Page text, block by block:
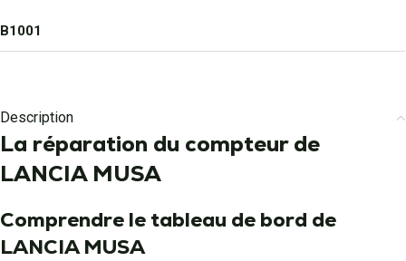
B1001
Description
La réparation du compteur de
LANCIA MUSA
Comprendre le tableau de bord de
LANCIA MUSA